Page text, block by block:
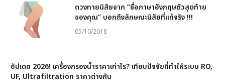
ดวงทายนิสัยจาก “ชื่อภาษาอังกฤษตัวสุดท้าย
ของคุณ” บอกถึงลักษณะนิสัยที่แท้จริง !!!
05/10/2018
อัปเดต 2026! เครื่องกรองน้ำราคาเท่าไร? เทียบปัจจัยที่ทำให้ระบบ RO,
UF, Ultrafiltration ราคาต่างกัน